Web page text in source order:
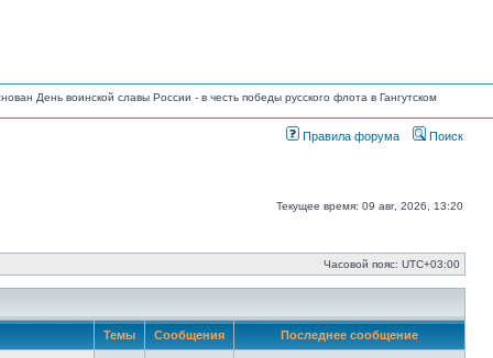
День воинской славы России - в честь победы русского флота в Гангутском
Правила форума Поиск
Текущее время: 09 авг, 2026, 13:20
Часовой пояс: UTC+03:00
Темы Сообщения Последнее сообщение